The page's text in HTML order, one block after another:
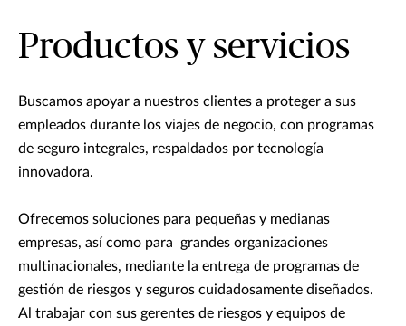
Productos y servicios
Buscamos apoyar a nuestros clientes a proteger a sus
empleados durante los viajes de negocio, con programas
de seguro integrales, respaldados por tecnología
innovadora.
Ofrecemos soluciones para pequeñas y medianas
empresas, así como para grandes organizaciones
multinacionales, mediante la entrega de programas de
gestión de riesgos y seguros cuidadosamente diseñados.
Al trabajar con sus gerentes de riesgos y equipos de